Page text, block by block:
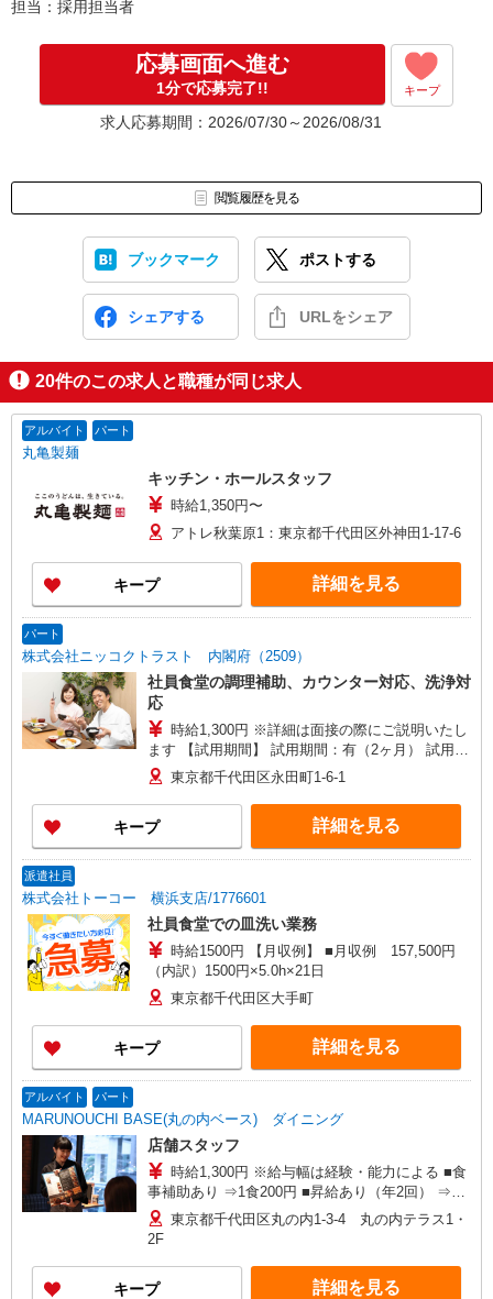
担当：採用担当者
応募画面へ進む
1分で応募完了!! キープ
求人応募期間：2026/07/30～2026/08/31
閲覧履歴を見る
ブックマーク ポストする
シェアする URLをシェア
20件のこの求人と職種が同じ求人
アルバイト パート
丸亀製麺
キッチン・ホールスタッフ
時給1,350円〜
アトレ秋葉原1：東京都千代田区外神田1-17-6
キープ 詳細を見る
パート
株式会社ニッコクトラスト 内閣府（2509）
社員食堂の調理補助、カウンター対応、洗浄対
応
時給1,300円 ※詳細は面接の際にご説明いたし
ます 【試用期間】 試用期間：有（2ヶ月） 試用期
間中の労働条件：変更なし
東京都千代田区永田町1-6-1
キープ 詳細を見る
派遣社員
株式会社トーコー 横浜支店/1776601
社員食堂での皿洗い業務
時給1500円 【月収例】 ■月収例 157,500円
（内訳）1500円×5.0h×21日
東京都千代田区大手町
キープ 詳細を見る
アルバイト パート
MARUNOUCHI BASE(丸の内ベース) ダイニング
店舗スタッフ
時給1,300円 ※給与幅は経験・能力による ■食
事補助あり ⇒1食200円 ■昇給あり（年2回） ⇒ト
レーナーになったら… 通常時給＋300円！！ ■
研修時給 ⇒通常時給より変動なし ■高校生時給 ⇒
25％UP↑
東京都千代田区丸の内1-3-4 丸の内テラス1・
2F
キープ 詳細を見る